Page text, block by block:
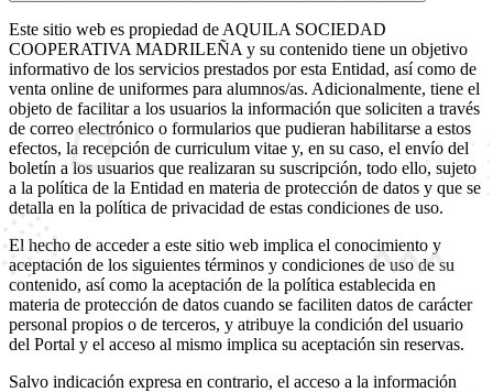
Este sitio web es propiedad de AQUILA SOCIEDAD
COOPERATIVA MADRILEÑA y su contenido tiene un objetivo
informativo de los servicios prestados por esta Entidad, así como de
venta online de uniformes para alumnos/as. Adicionalmente, tiene el
objeto de facilitar a los usuarios la información que soliciten a través
de correo electrónico o formularios que pudieran habilitarse a estos
efectos, la recepción de curriculum vitae y, en su caso, el envío del
boletín a los usuarios que realizaran su suscripción, todo ello, sujeto
a la política de la Entidad en materia de protección de datos y que se
detalla en la política de privacidad de estas condiciones de uso.
El hecho de acceder a este sitio web implica el conocimiento y
aceptación de los siguientes términos y condiciones de uso de su
contenido, así como la aceptación de la política establecida en
materia de protección de datos cuando se faciliten datos de carácter
personal propios o de terceros, y atribuye la condición del usuario
del Portal y el acceso al mismo implica su aceptación sin reservas.
Salvo indicación expresa en contrario, el acceso a la información